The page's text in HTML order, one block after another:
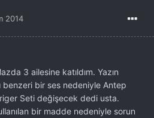
2014
3 ailesine katıldım. Yazın
benzeri bir ses nedeniyle Antep
Seti değişecek dedi usta.
bir madde nedeniyle sorun